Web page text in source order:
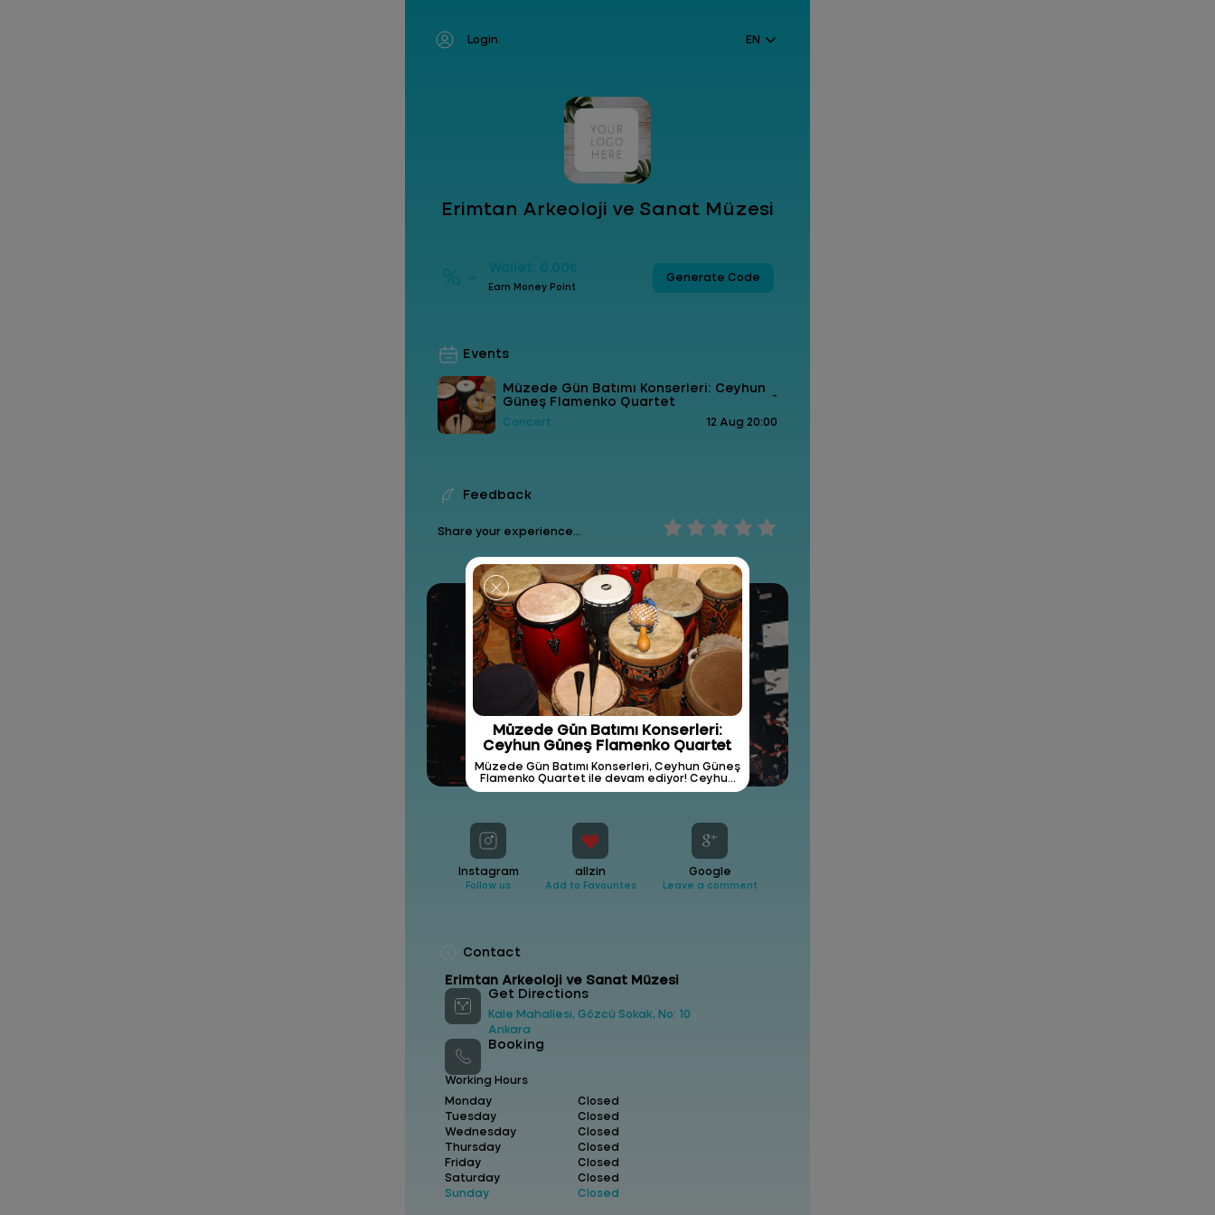
Login EN
Erimtan Arkeoloji ve Sanat Müzesi
% - Wallet: 0.00₺
Earn Money Point
Generate Code
Events
Müzede Gün Batımı Konserleri: Ceyhun
Güneş Flamenko Quartet
-
Concert 12 Aug 20:00
Feedback
Share your experience...
Instagram
Follow us
allzin
Add to Favourites
Google
Leave a comment
Contact
Erimtan Arkeoloji ve Sanat Müzesi
Get Directions
Kale Mahallesi, Gözcü Sokak, No: 10
Ankara
Booking
Working Hours
Monday
Closed
Tuesday
Closed
Wednesday
Closed
Thursday
Closed
Friday
Closed
Saturday
Closed
Sunday
Closed
Müzede Gün Batımı Konserleri:
Ceyhun Güneş Flamenko Quartet
Müzede Gün Batımı Konserleri, Ceyhun Güneş
Flamenko Quartet ile devam ediyor! Ceyhun
Güneş・gitar Mert Baycan・perküsyon
kurucusu Ceyhun Güneş, müze terasta
gerçekleşecek Müzede Gün Batımı
Konserleri’nde sahne almaya hazırlanıyor. Bu
özel gecede kendisine Mert Baycan, Gökhan
Bilek ve Okyanus Damla Öztürk eşlik edecek.